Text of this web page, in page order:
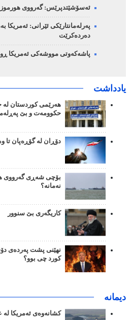
ئەسۆشێتدپرێس: گەرووی هورموز
پەرلەمانتارێکی ئێرانی: ئەمریکا
دەردەکرێت
پاشەکەوتی مووشەکی ئەمریکا ڕوو
یادداشت
حکوومەت و بێ
دۆڕان لە گۆڕەپان تا
بۆچی شەڕی گەرووی
نەمانە؟
کاریگەری بێ سنوور
نهێنی پشت پەردەی
کورد چی بوو؟
دیمانە
کشانەوەی ئەمریکا